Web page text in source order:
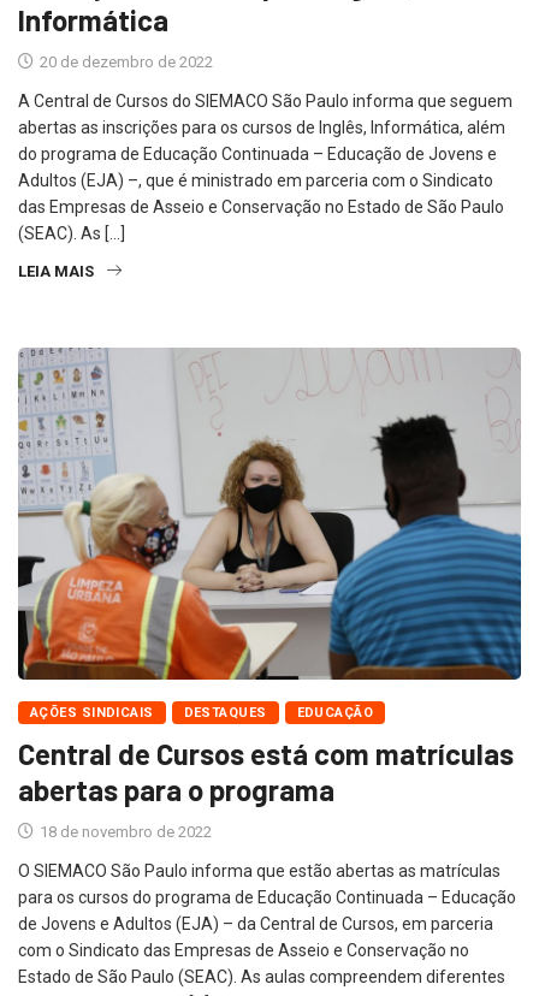
Informática
20 de dezembro de 2022
A Central de Cursos do SIEMACO São Paulo informa que seguem
abertas as inscrições para os cursos de Inglês, Informática, além
do programa de Educação Continuada – Educação de Jovens e
Adultos (EJA) –, que é ministrado em parceria com o Sindicato
das Empresas de Asseio e Conservação no Estado de São Paulo
(SEAC). As […]
LEIA MAIS
AÇÕES SINDICAIS DESTAQUES EDUCAÇÃO
Central de Cursos está com matrículas
abertas para o programa
18 de novembro de 2022
O SIEMACO São Paulo informa que estão abertas as matrículas
para os cursos do programa de Educação Continuada – Educação
de Jovens e Adultos (EJA) – da Central de Cursos, em parceria
com o Sindicato das Empresas de Asseio e Conservação no
Estado de São Paulo (SEAC). As aulas compreendem diferentes